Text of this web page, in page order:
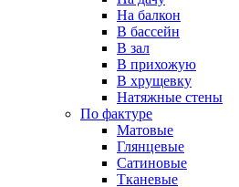
На балкон
В бассейн
В зал
В прихожую
В хрущевку
Натяжные стены
По фактуре
Матовые
Глянцевые
Сатиновые
Тканевые